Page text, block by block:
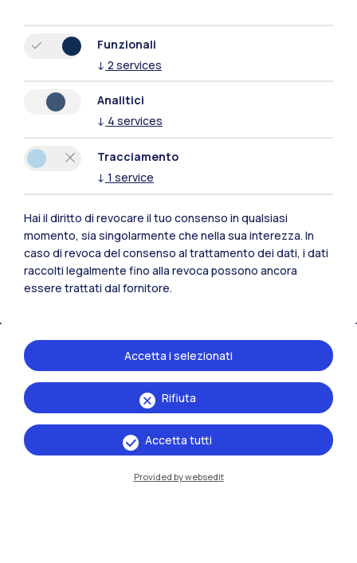
Polimi Community
Tutti i siti dell’ecosistema
Funzionali
↓ 2 services
Analitici
↓ 4 services
Tracciamento
↓ 1 service
Hai il diritto di revocare il tuo consenso in qualsiasi
momento, sia singolarmente che nella sua interezza. In
caso di revoca del consenso al trattamento dei dati, i dati
raccolti legalmente fino alla revoca possono ancora
essere trattati dal fornitore.
Rifiuta
Accetta i selezionati
Accetta tutti
Provided by websedit